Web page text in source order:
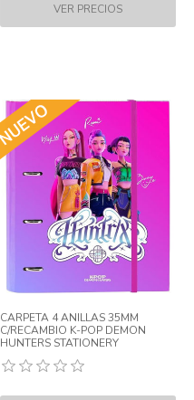
CARPETA 4 ANILLAS 35MM
C/RECAMBIO K-POP DEMON
HUNTERS STATIONERY